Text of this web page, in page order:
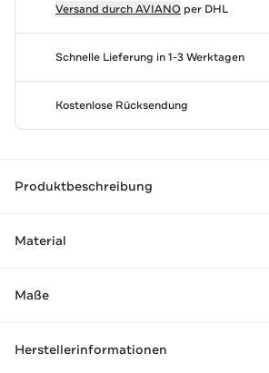
Versand durchAVIANOper DHL
Schnelle Lieferung in 1-3 Werktagen
Kostenlose Rücksendung
Produktbeschreibung
Material
Maße
Herstellerinformationen